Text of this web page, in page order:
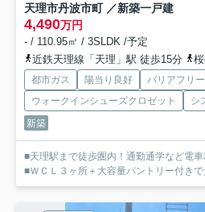
天理市丹波市町 ／新築一戸建
4,490万円
- / 110.95㎡ / 3SLDK /予定
近鉄天理線「天理」駅 徒歩15分
都市ガス 陽当り良好 バリアフリー
ウォークインシューズクロゼット
シ
新築
■天理駅まで徒歩圏内！通勤通学など電車
■ＷＣＬ３ヶ所＋大容量パントリー付き